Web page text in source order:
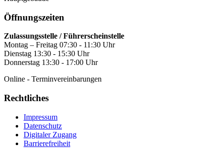
Öffnungszeiten
Zulassungsstelle / Führerscheinstelle
Montag – Freitag 07:30 - 11:30 Uhr
Dienstag 13:30 - 15:30 Uhr
Donnerstag 13:30 - 17:00 Uhr
Online - Terminvereinbarungen
Rechtliches
Impressum
Datenschutz
Digitaler Zugang
Barrierefreiheit